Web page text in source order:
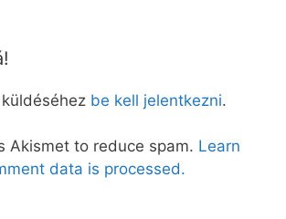
be kell jelentkezni.
Akismet to reduce spam. Learn
data is processed.